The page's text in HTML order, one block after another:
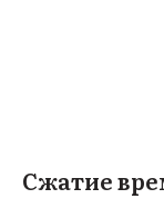
Сжатие